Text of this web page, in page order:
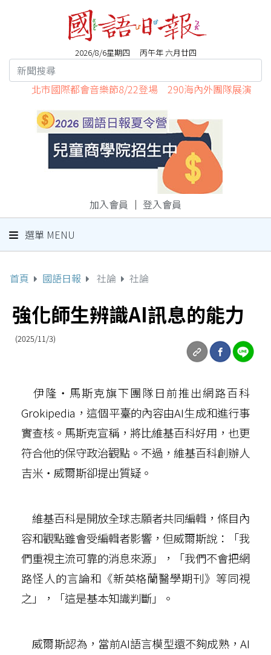
2026/8/6星期四 丙午年 六月廿四
北市國際都會音樂節8/22登場 290海內外團隊展演
加入會員 ｜ 登入會員
選單 MENU
首頁 國語日報 社論 社論
強化師生辨識AI訊息的能力
(2025/11/3)
伊隆‧馬斯克旗下團隊日前推出網路百科
Grokipedia，這個平臺的內容由AI生成和進行事
實查核。馬斯克宣稱，將比維基百科好用，也更
符合他的保守政治觀點。不過，維基百科創辦人
吉米‧威爾斯卻提出質疑。
維基百科是開放全球志願者共同編輯，條目內
容和觀點雖會受編輯者影響，但威爾斯說：「我
們重視主流可靠的消息來源」，「我們不會把網
路怪人的言論和《新英格蘭醫學期刊》等同視
之」，「這是基本知識判斷」。
威爾斯認為，當前AI語言模型還不夠成熟，AI